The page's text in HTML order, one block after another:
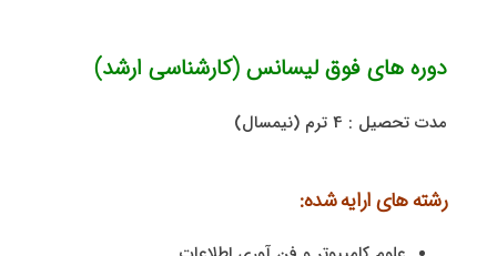
دوره های فوق لیسانس (کارشناسی ارشد)
مدت تحصیل : 4 ترم (نیمسال)
رشته های ارایه شده: